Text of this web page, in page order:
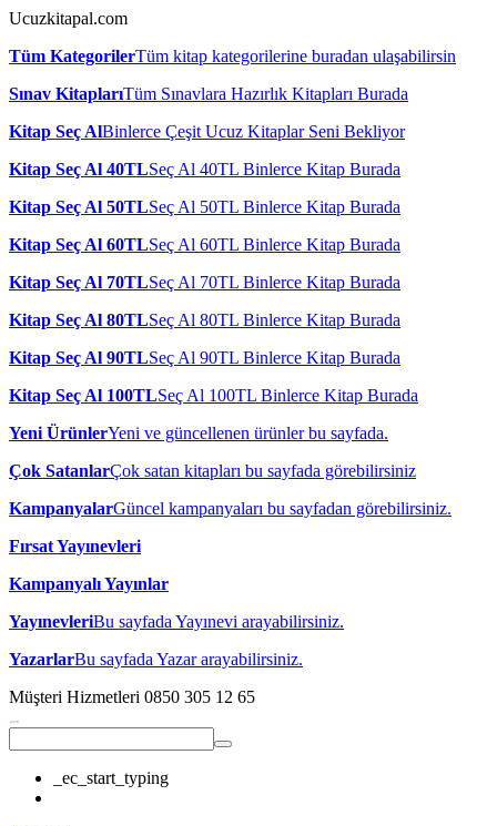
Ucuzkitapal.com
Tüm KategorilerTüm kitap kategorilerine buradan ulaşabilirsin
Sınav KitaplarıTüm Sınavlara Hazırlık Kitapları Burada
Kitap Seç AlBinlerce Çeşit Ucuz Kitaplar Seni Bekliyor
Kitap Seç Al 40TLSeç Al 40TL Binlerce Kitap Burada
Kitap Seç Al 50TLSeç Al 50TL Binlerce Kitap Burada
Kitap Seç Al 60TLSeç Al 60TL Binlerce Kitap Burada
Kitap Seç Al 70TLSeç Al 70TL Binlerce Kitap Burada
Kitap Seç Al 80TLSeç Al 80TL Binlerce Kitap Burada
Kitap Seç Al 90TLSeç Al 90TL Binlerce Kitap Burada
Kitap Seç Al 100TLSeç Al 100TL Binlerce Kitap Burada
Yeni ÜrünlerYeni ve güncellenen ürünler bu sayfada.
Çok SatanlarÇok satan kitapları bu sayfada görebilirsiniz
KampanyalarGüncel kampanyaları bu sayfadan görebilirsiniz.
Fırsat Yayınevleri
Kampanyalı Yayınlar
YayınevleriBu sayfada Yayınevi arayabilirsiniz.
YazarlarBu sayfada Yazar arayabilirsiniz.
Müşteri Hizmetleri 0850 305 12 65
_ec_start_typing